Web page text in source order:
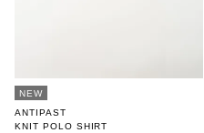
NEW
ANTIPAST
KNIT POLO SHIRT